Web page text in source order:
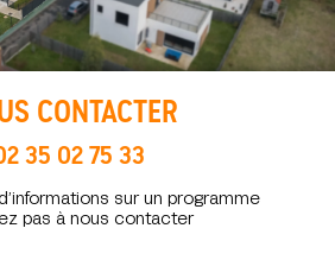
CONTACTER
35 02 75 33
sur un programme
pas à nous contacter